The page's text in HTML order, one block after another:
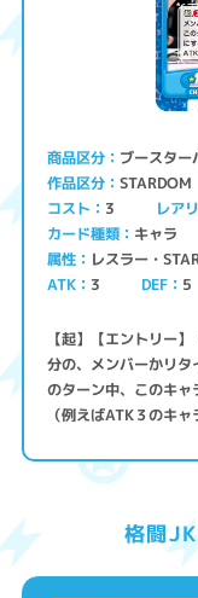
商品区分 ブースター
作品区分 STARDOM
コスト 3 レア
カード種類 キャラ
属性 レスラー・
ATK 3 DEF 5
【起】【エントリー
分の、メンバーかリ
のターン中、このキャ
（例えばATK３のキ
格闘